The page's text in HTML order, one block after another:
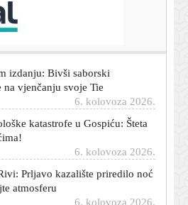
Bukurešt uvodi dramatične
na vjenčanju svoje Tie
6. kolovoza 2026.
atmosferu